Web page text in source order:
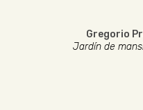
Gregorio
Jardín de